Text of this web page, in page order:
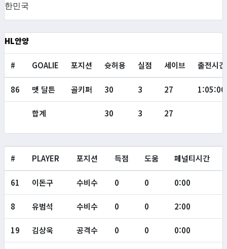
한민국
HL안양
# GOALIE 포지션 슛허용 실점 세이브 출전시간
86 맷 달튼 골키퍼 30 3 27 1:05:00
합계 30 3 27
# PLAYER 포지션 득점 도움 페널티시간
61 이돈구 수비수 0 0 0:00
8 유범석 수비수 0 0 2:00
19 김상욱 공격수 0 0 0:00